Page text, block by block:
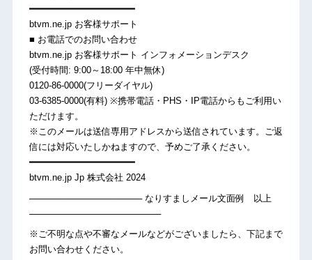
━━━━━━━━━━━━━━━━━━━
btvm.ne.jp お客様サポート
■ お電話でのお問い合わせ
btvm.ne.jp お客様サポート インフォメーションデスク
(受付時間: 9:00～18:00 年中無休)
0120-86-0000(フリーダイヤル)
03-6385-0000(有料) ※携帯電話・PHS・IP電話からもご利用い
ただけます。
※このメールは送信専用アドレスから送信されています。ご返
信には対応いたしかねますので、予めご了承ください。
━━━━━━━━━━━━━━━━━━━
btvm.ne.jp Jp 株式会社 2024
────────────────── なりすましメール文面例 以上
─────────────────────
※ご不明な点や不審なメールなどがございましたら、下記まで
お問い合わせください。